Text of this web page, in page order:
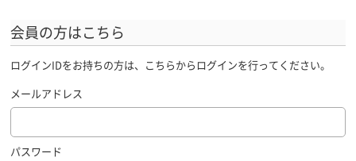
会員の方はこちら
ログインIDをお持ちの方は、こちらからログインを行ってください。
メールアドレス
パスワード